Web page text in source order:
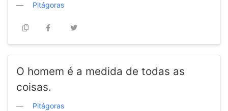
Pitágoras
O homem é a medida de todas as
coisas.
Pitágoras